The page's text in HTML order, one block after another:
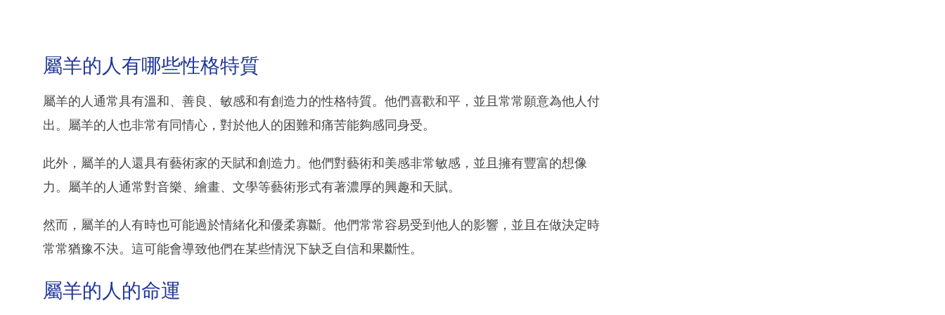
屬羊的人有哪些性格特質
屬羊的人通常具有溫和、善良、敏感和有創造力的性格特質。他們喜歡和平，並且常常願意為他人付
出。屬羊的人也非常有同情心，對於他人的困難和痛苦能夠感同身受。
此外，屬羊的人還具有藝術家的天賦和創造力。他們對藝術和美感非常敏感，並且擁有豐富的想像
力。屬羊的人通常對音樂、繪畫、文學等藝術形式有著濃厚的興趣和天賦。
然而，屬羊的人有時也可能過於情緒化和優柔寡斷。他們常常容易受到他人的影響，並且在做決定時
常常猶豫不決。這可能會導致他們在某些情況下缺乏自信和果斷性。
屬羊的人的命運